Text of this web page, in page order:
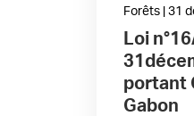
Forêts | 31
Loi
portant
Gabon